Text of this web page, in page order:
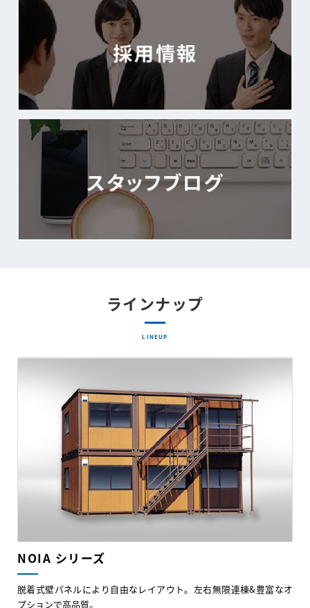
ラインナップ
LINEUP
NOIA シリーズ
脱着式壁パネルにより自由なレイアウト。左右無限連棟&豊富なオ
プションで高品質。